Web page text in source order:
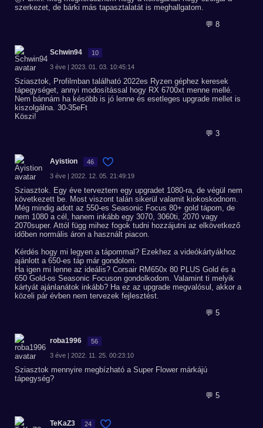
szerkezet, de bárki más tapasztalatát is meghallgatom.
💬 8
Schwin94 10
3 éve | 2023. 01. 03. 10:45:14
Sziasztok, Profilmban található 2022es Ryzen géphez keresek
tápegységet, annyi modosítással hogy RX 6700xt menne mellé.
Nem bánnám ha késöbb is jó lenne és esetleges upgrade mellet is
kiszolgálna. 30-35eFt
Köszi!
💬 3
Ayistion 46
3 éve | 2022. 12. 05. 21:49:19
Sziasztok. Egy éve terveztem egy upgradet 1080-ra, de végül nem
következett be. Most viszont talán sikerül valamit kiokoskodnom.
Még mindig adott az 550-es Seasonic Focus 80+ gold tápom, de
nem 1080 a cél, hanem inkább egy 3070, 3060ti, 2070 vagy
2070super. Attól függ mihez fogok tudni hozzájutni az elkövetkező
időben normális áron a használt piacon.
Kérdés hogy mi legyen a tápommal? Ezekhez a videókártyákhoz
ajánlott a 650-es táp már gondolom.
Ha igen mi lenne az ideális? Corsair RM650x 80 PLUS Gold és a
650 Gold-os Seasonic Focuson gondolkodom. Valamint ti melyik
kártyát ajánlanátok inkább? Ha ez az upgrade megvalósul, akkor a
közeli pár évben nem tervezek fejlesztést.
💬 5
roba1996 56
3 éve | 2022. 11. 25. 00:23:10
Sziasztok mennyire megbízható a Super Flower márkájú
tápegység?
💬 5
TeKaZ3 24